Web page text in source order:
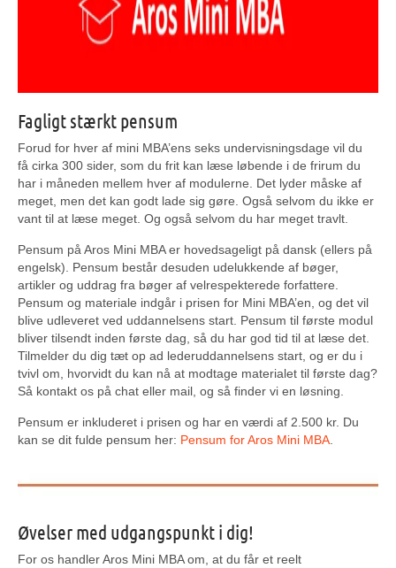
Fagligt stærkt pensum
Forud for hver af mini MBA’ens seks undervisningsdage vil du
få cirka 300 sider, som du frit kan læse løbende i de frirum du
har i måneden mellem hver af modulerne. Det lyder måske af
meget, men det kan godt lade sig gøre. Også selvom du ikke er
vant til at læse meget. Og også selvom du har meget travlt.
Pensum på Aros Mini MBA er hovedsageligt på dansk (ellers på
engelsk). Pensum består desuden udelukkende af bøger,
artikler og uddrag fra bøger af velrespekterede forfattere.
Pensum og materiale indgår i prisen for Mini MBA’en, og det vil
blive udleveret ved uddannelsens start. Pensum til første modul
bliver tilsendt inden første dag, så du har god tid til at læse det.
Tilmelder du dig tæt op ad lederuddannelsens start, og er du i
tvivl om, hvorvidt du kan nå at modtage materialet til første dag?
Så kontakt os på chat eller mail, og så finder vi en løsning.
Pensum er inkluderet i prisen og har en værdi af 2.500 kr. Du
kan se dit fulde pensum her: Pensum for Aros Mini MBA
Øvelser med udgangspunkt i dig!
For os handler Aros Mini MBA om, at du får et reelt